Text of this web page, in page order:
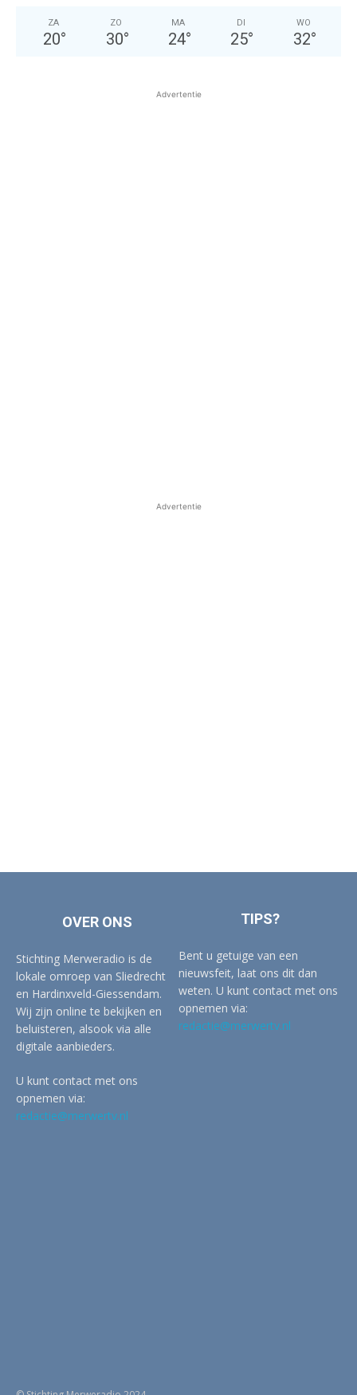
ZA
20°
ZO
30°
MA
24°
DI
25°
WO
32°
Advertentie
Advertentie
OVER ONS
Stichting Merweradio is de
lokale omroep van Sliedrecht
en Hardinxveld-Giessendam.
Wij zijn online te bekijken en
beluisteren, alsook via alle
digitale aanbieders.
U kunt contact met ons
opnemen via:
redactie@merwertv.nl
TIPS?
Bent u getuige van een
nieuwsfeit, laat ons dit dan
weten. U kunt contact met ons
opnemen via:
redactie@merwertv.nl